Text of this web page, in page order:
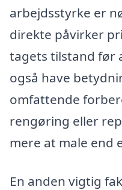
arbejdsstyrke er
direkte påvirker
tagets tilstand før
også have
omfattende
rengøring eller
mere at male end
En anden vigtig